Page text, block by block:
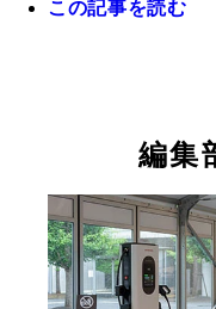
この記事を読む
編集